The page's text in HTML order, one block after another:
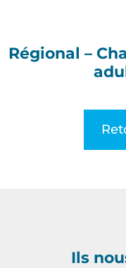
Régional –
Ils